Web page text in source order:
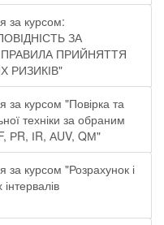
за курсом:
ЗА
ПРИЙНЯТТЯ
РИЗИКІВ"
за курсом "Повірка та
техніки за обраним
РR, ІR, АUV, QМ"
за курсом "Розрахунок і